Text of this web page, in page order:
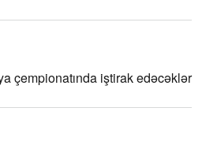
çempionatında iştirak edəcəklər